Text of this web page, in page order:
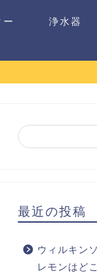
浄水器
最近の投稿
ウィルキン
レモンはど